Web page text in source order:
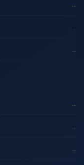
→
→
→
→
→
→